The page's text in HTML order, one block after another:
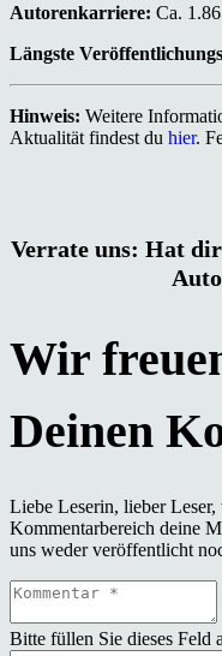
Autorenkarriere: Ca.
Längste
Hinweis: Weitere
Aktualität findest du hier.
Verrate uns: Hat dir
Liebe Leserin, lieber
Kommentarbereich deine
uns weder veröffentlicht
Bitte füllen Sie dieses Feld